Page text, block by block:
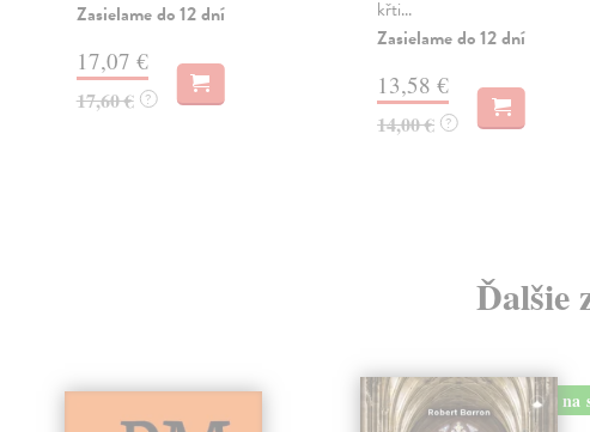
Zasielame do 12 dní
17,07 €
17,60 € ?
křti...
Zasielame do 12 dní
13,58 €
14,00 € ?
Ďalšie
na